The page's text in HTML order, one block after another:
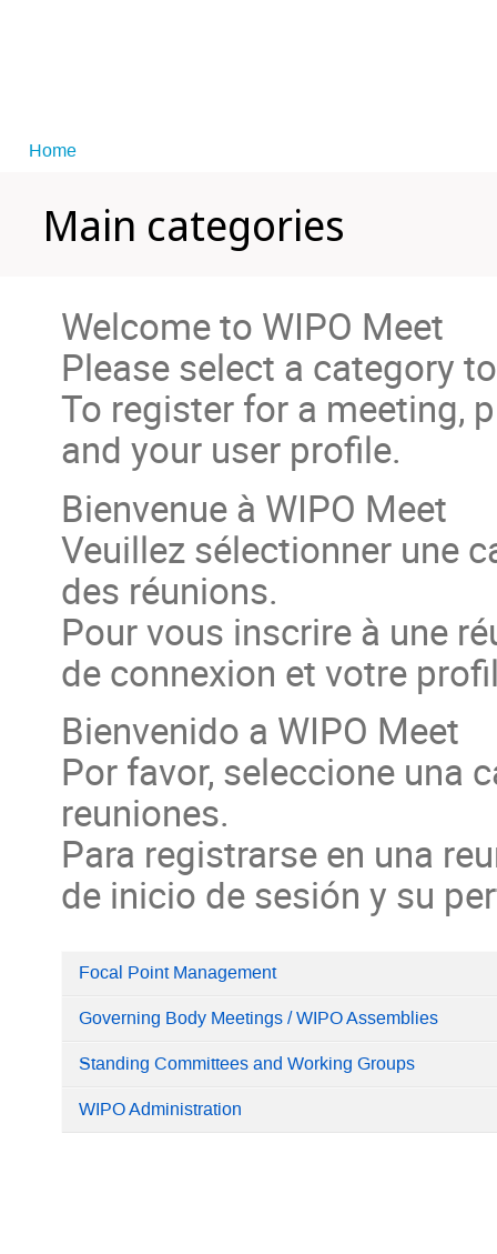
Home
Main categories
Welcome to WIPO Meet
Please select a category
To register for a meeting,
and your user profile.
Bienvenue à WIPO Meet
Veuillez sélectionner une
des réunions.
Pour vous inscrire à une
de connexion et votre
Bienvenido a WIPO Meet
Por favor, seleccione una
reuniones.
Para registrarse en una
de inicio de sesión y su
Categories
in
Home
Focal Point Management
Governing Body Meetings / WIPO Assemblies
Standing Committees and Working Groups
WIPO Administration